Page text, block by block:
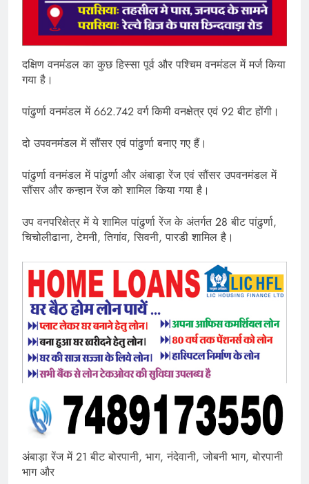
दक्षिण वनमंडल का कुछ हिस्सा पूर्व और पश्चिम वनमंडल में मर्ज किया
गया है।
पांढुर्णा वनमंडल में 662.742 वर्ग किमी वनक्षेत्र एवं 92 बीट होंगी।
दो उपवनमंडल में सौंसर एवं पांढुर्णा बनाए गए हैं।
पांढुर्णा वनमंडल में पांढुर्णा और अंबाड़ा रेंज एवं सौंसर उपवनमंडल में
सौंसर और कन्हान रेंज को शामिल किया गया है।
उप वनपरिक्षेत्र में ये शामिल पांढुर्णा रेंज के अंतर्गत 28 बीट पांढुर्णा,
चिचोलीढाना, टेमनी, तिगांव, सिवनी, पारडी शामिल है।
अंबाड़ा रेंज में 21 बीट बोरपानी, भाग, नंदेवानी, जोबनी भाग, बोरपानी
भाग और